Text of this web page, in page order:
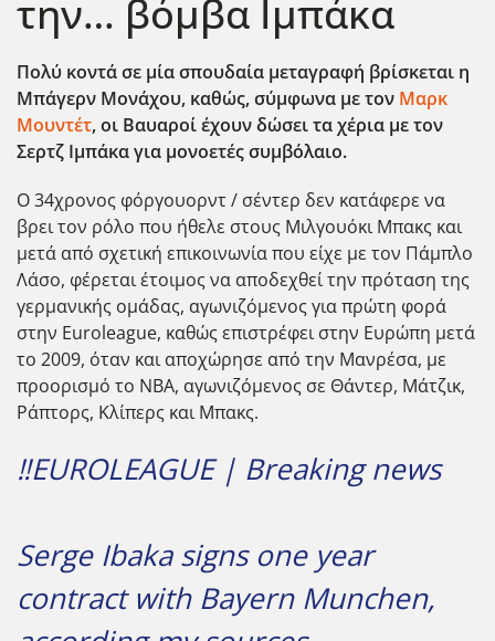
την… βόμβα Ιμπάκα
Πολύ κοντά σε μία σπουδαία μεταγραφή βρίσκεται η
Μπάγερν Μονάχου, καθώς, σύμφωνα με τον Μαρκ
Μουντέτ, οι Βαυαροί έχουν δώσει τα χέρια με τον
Σερτζ Ιμπάκα για μονοετές συμβόλαιο.
Ο 34χρονος φόργουορντ / σέντερ δεν κατάφερε να
βρει τον ρόλο που ήθελε στους Μιλγουόκι Μπακς και
μετά από σχετική επικοινωνία που είχε με τον Πάμπλο
Λάσο, φέρεται έτοιμος να αποδεχθεί την πρόταση της
γερμανικής ομάδας, αγωνιζόμενος για πρώτη φορά
στην Euroleague, καθώς επιστρέφει στην Ευρώπη μετά
το 2009, όταν και αποχώρησε από την Μανρέσα, με
προορισμό το ΝΒΑ, αγωνιζόμενος σε Θάντερ, Μάτζικ,
Ράπτορς, Κλίπερς και Μπακς.
‼️EUROLEAGUE | Breaking news
Serge Ibaka signs one year
contract with Bayern Munchen,